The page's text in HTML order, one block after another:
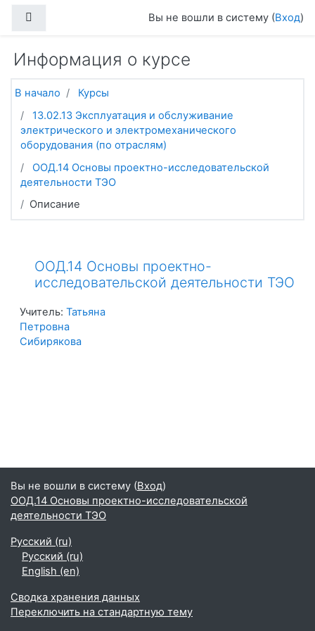
Вы не вошли в систему (Вход)
Информация о курсе
В начало
Курсы
13.02.13 Эксплуатация и обслуживание
электрического и электромеханического
оборудования (по отраслям)
ООД.14 Основы проектно-исследовательской
деятельности ТЭО
Описание
ООД.14 Основы проектно-
исследовательской деятельности ТЭО
Учитель: Татьяна
Петровна
Сибирякова
Вы не вошли в систему (Вход)
ООД.14 Основы проектно-исследовательской
деятельности ТЭО
Русский ‎(ru)‎
Русский ‎(ru)‎
English ‎(en)‎
Сводка хранения данных
Переключить на стандартную тему